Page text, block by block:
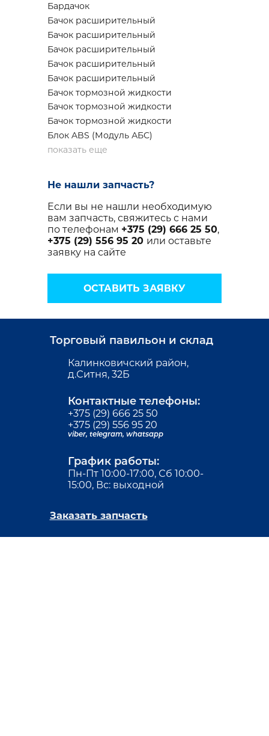
Бардачок
Бачок расширительный
Бачок расширительный
Бачок расширительный
Бачок расширительный
Бачок расширительный
Бачок тормозной жидкости
Бачок тормозной жидкости
Бачок тормозной жидкости
Блок ABS (Модуль АБС)
показать еще
Не нашли запчасть?
Если вы не нашли необходимую
вам запчасть, свяжитесь с нами
по телефонам +375 (29) 666 25 50,
+375 (29) 556 95 20 или оставьте
заявку на сайте
ОСТАВИТЬ ЗАЯВКУ
Торговый павильон и склад
Калинковичский район,
д.Ситня, 32Б
Контактные телефоны:
+375 (29) 666 25 50
+375 (29) 556 95 20
viber, telegram, whatsapp
График работы:
Пн-Пт 10:00-17:00, Сб 10:00-
15:00, Вс: выходной
Заказать запчасть